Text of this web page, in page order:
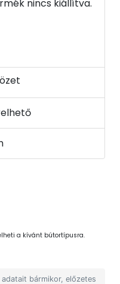
nincs kiállítva.
a kívánt bútortípusra.
bármikor, előzetes